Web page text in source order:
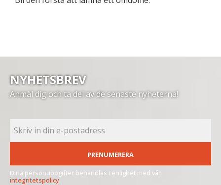
NYHETSBREV
Anmäl dig och ta del av de senaste nyheterna!
PRENUMERERA
Dina personuppgifter behandlas i enlighet med vår
integritetspolicy.